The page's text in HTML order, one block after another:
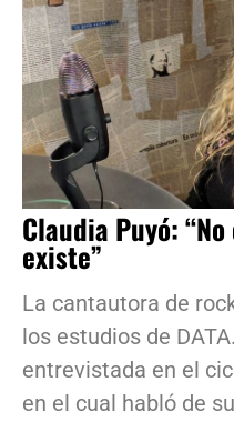
Claudia Puyó:
existe”
La cantautora de
los estudios de
entrevistada en el
en el cual habló de